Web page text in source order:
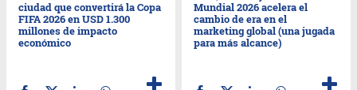
ciudad que convertirá la Copa
FIFA 2026 en USD 1.300
millones de impacto
económico
Mundial 2026 acelera el
cambio de era en el
marketing global (una jugada
para más alcance)